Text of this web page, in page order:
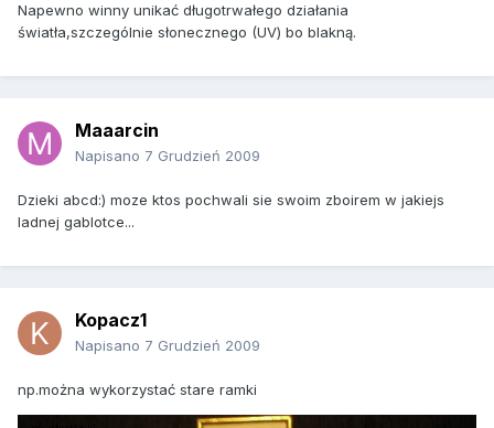
Napewno winny unikać długotrwałego działania
światła,szczególnie słonecznego (UV) bo blakną.
Maaarcin
Napisano 7 Grudzień 2009
Dzieki abcd:) moze ktos pochwali sie swoim zboirem w jakiejs
ladnej gablotce...
Kopacz1
Napisano 7 Grudzień 2009
np.można wykorzystać stare ramki